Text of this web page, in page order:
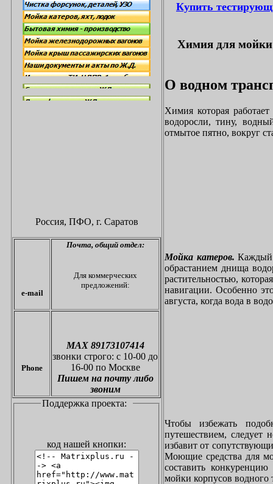
Россия, ПФО, г. Саратов
e-mail
Почта, общий отдел:
Для коммерческих
предложений:
Phone
МАХ 89173107414
звонки строго: с 10-00 до
16-00 по Москве
Пишем на почту либо
звоним
Поддержка проекта:
код нашей кнопки:
Купить
Химия для мойки
О водном
Химия которая
водоросли, тину,
отмытое пятно, вокруг
Мойка катеров. Каждый
обрастанием днища
растительностью,
навигации. Особенно
августа, когда вода в
Чтобы избежать
путешествием, следует
избавит от
Моющие средства для
составить
мойки корпусов водного